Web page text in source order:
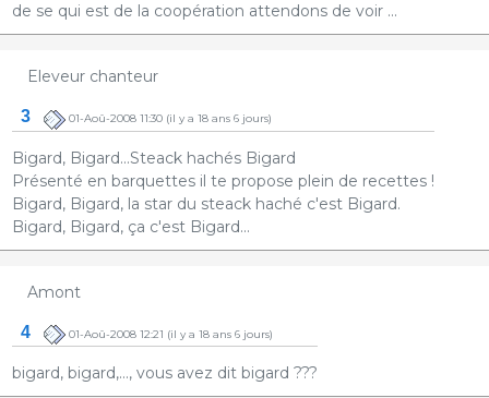
de se qui est de la coopération attendons de voir ...
Eleveur chanteur
3 01-Aoû-2008 11:30(il y a 18 ans 6 jours)
Bigard, Bigard...Steack hachés Bigard
Présenté en barquettes il te propose plein de recettes !
Bigard, Bigard, la star du steack haché c'est Bigard.
Bigard, Bigard, ça c'est Bigard...
Amont
4 01-Aoû-2008 12:21 (il y a 18 ans 6 jours)
bigard, bigard,..., vous avez dit bigard ???